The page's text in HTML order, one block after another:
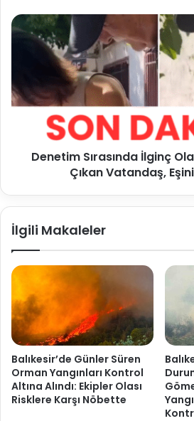
Denetim Sırasında İlginç
Çıkan Vatandaş,
İlgili Makaleler
Balıkesir’de Günler Süren
Orman Yangınları Kontrol
Altına Alındı: Ekipler Olası
Risklere Karşı Nöbette